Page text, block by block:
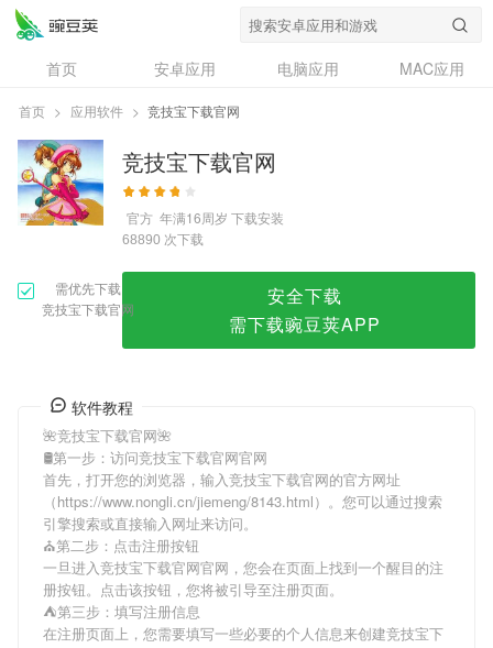
首页 安卓应用 电脑应用
MAC应用
资讯
专题
问答
首页 > 应用软件 > 竞技宝下载官网
竞技宝下载官网
官方 年满16周岁 下载安装
68890 次下载
需优先下载
竞技宝下载官网
安全下载
需下载豌豆荚APP
软件教程
🌺竞技宝下载官网🌺
🛢第一步：访问竞技宝下载官网官网
首先，打开您的浏览器，输入竞技宝下载官网的官方网址
（https://www.nongli.cn/jiemeng/8143.html）。您可以通过搜索
引擎搜索或直接输入网址来访问。
⛪第二步：点击注册按钮
一旦进入竞技宝下载官网官网，您会在页面上找到一个醒目的注
册按钮。点击该按钮，您将被引导至注册页面。
⛺第三步：填写注册信息
在注册页面上，您需要填写一些必要的个人信息来创建竞技宝下